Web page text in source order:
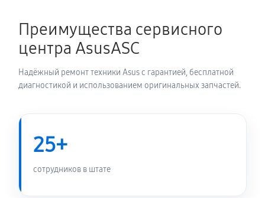
Преимущества сервисного
центра AsusASC
Надёжный ремонт техники Asus с гарантией, бесплатной
диагностикой и использованием оригинальных запчастей.
25+
сотрудников в штате